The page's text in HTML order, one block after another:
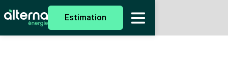
Estimation